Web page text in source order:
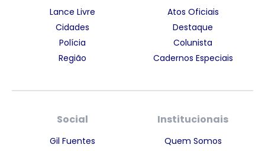
Lance Livre
Cidades
Polícia
Região
Atos Oficiais
Destaque
Colunista
Cadernos Especiais
Social
Gil Fuentes
Institucionais
Quem Somos